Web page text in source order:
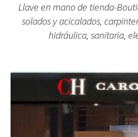
Llave en mano de tienda-
solados y acicalados,
hidráulica, sanitaria,